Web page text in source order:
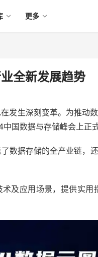
更多
全新发展趋势
发生深刻变革。为推动
国数据与存储峰会上正
数据存储的全产业链，
及应用场景，提供实